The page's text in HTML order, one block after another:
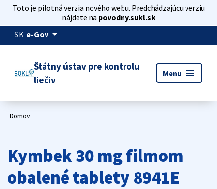
Toto je pilotná verzia nového webu. Predchádzajúcu verziu
nájdete na povodny.sukl.sk
SK e-Gov arrow_drop_down
Štátny ústav pre kontrolu
liečiv
Menu menu
Domov
Kymbek 30 mg filmom
obalené tablety 8941E